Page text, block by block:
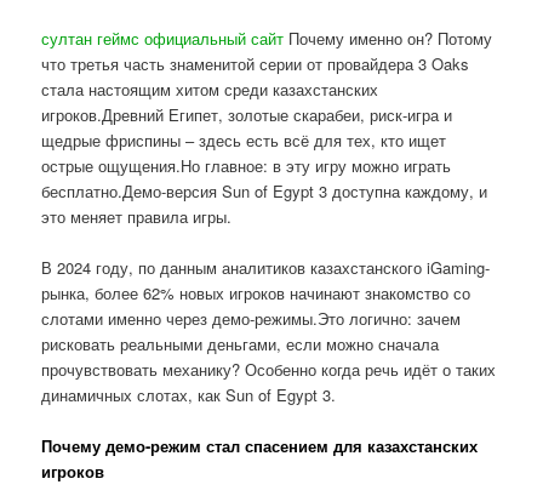
султан геймс официальный сайт Почему именно он? Потому
что третья часть знаменитой серии от провайдера 3 Oaks
стала настоящим хитом среди казахстанских
игроков.Древний Египет, золотые скарабеи, риск-игра и
щедрые фриспины – здесь есть всё для тех, кто ищет
острые ощущения.Но главное: в эту игру можно играть
бесплатно.Демо-версия Sun of Egypt 3 доступна каждому, и
это меняет правила игры.
В 2024 году, по данным аналитиков казахстанского iGaming-
рынка, более 62% новых игроков начинают знакомство со
слотами именно через демо-режимы.Это логично: зачем
рисковать реальными деньгами, если можно сначала
прочувствовать механику? Особенно когда речь идёт о таких
динамичных слотах, как Sun of Egypt 3.
Почему демо-режим стал спасением для казахстанских
игроков